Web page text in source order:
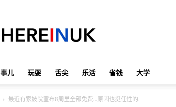
事儿 玩耍 舌尖 乐活 省钱 大学
最近有家妓院宣布8周里全部免费…原因也挺任性的.